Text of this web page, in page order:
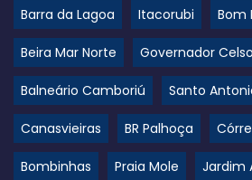
Barra da Lagoa Itacorubi Bom
Beira Mar Norte Governador
Balneário Camboriú Santo
Canasvieiras BR Palhoça
Bombinhas Praia Mole Jardim